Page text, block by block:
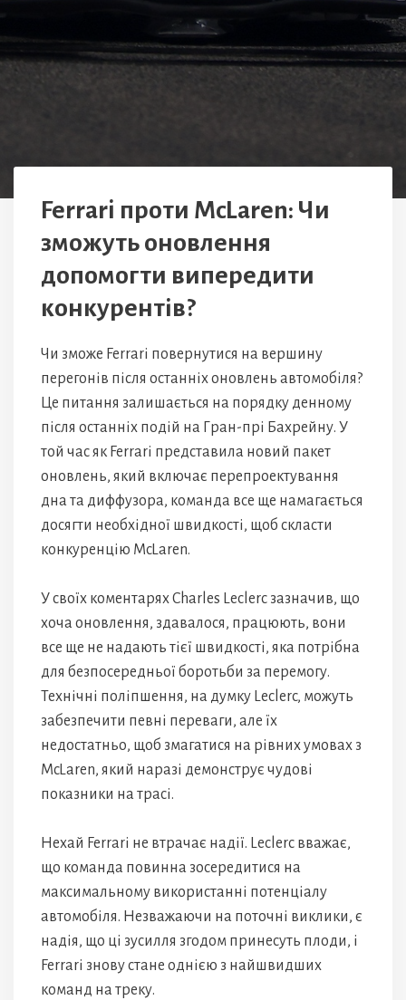
Ferrari проти McLaren: Чи
зможуть оновлення
допомогти випередити
конкурентів?
Чи зможе Ferrari повернутися на вершину
перегонів після останніх оновлень автомобіля?
Це питання залишається на порядку денному
після останніх подій на Гран-прі Бахрейну. У
той час як Ferrari представила новий пакет
оновлень, який включає перепроектування
дна та диффузора, команда все ще намагається
досягти необхідної швидкості, щоб скласти
конкуренцію McLaren.
У своїх коментарях Charles Leclerc зазначив, що
хоча оновлення, здавалося, працюють, вони
все ще не надають тієї швидкості, яка потрібна
для безпосередньої боротьби за перемогу.
Технічні поліпшення, на думку Leclerc, можуть
забезпечити певні переваги, але їх
недостатньо, щоб змагатися на рівних умовах з
McLaren, який наразі демонструє чудові
показники на трасі.
Нехай Ferrari не втрачає надії. Leclerc вважає,
що команда повинна зосередитися на
максимальному використанні потенціалу
автомобіля. Незважаючи на поточні виклики, є
надія, що ці зусилля згодом принесуть плоди, і
Ferrari знову стане однією з найшвидших
команд на треку.